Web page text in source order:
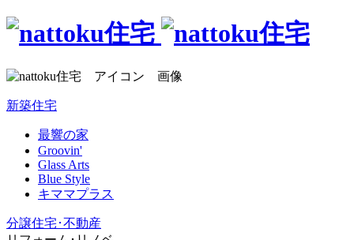
新築住宅
最響の家
Groovin'
Glass Arts
Blue Style
キママプラス
分譲住宅･不動産